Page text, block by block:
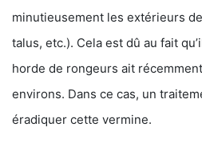
minutieusement les extérieurs
talus, etc.). Cela est dû au fait
horde de rongeurs ait
environs. Dans ce cas, un
éradiquer cette vermine.